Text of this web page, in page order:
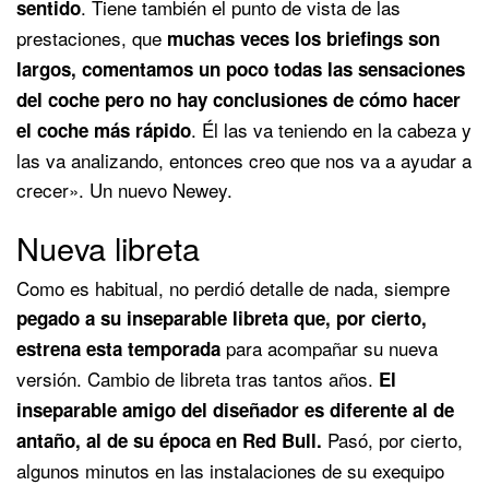
sentido. Tiene también el punto de vista de las
prestaciones, que muchas veces los briefings son
largos, comentamos un poco todas las sensaciones
del coche pero no hay conclusiones de cómo hacer
el coche más rápido. Él las va teniendo en la cabeza y
las va analizando, entonces creo que nos va a ayudar a
crecer». Un nuevo Newey.
Nueva libreta
Como es habitual, no perdió detalle de nada, siempre
pegado a su inseparable libreta que, por cierto,
estrena esta temporada para acompañar su nueva
versión. Cambio de libreta tras tantos años. El
inseparable amigo del diseñador es diferente al de
antaño, al de su época en Red Bull. Pasó, por cierto,
algunos minutos en las instalaciones de su exequipo